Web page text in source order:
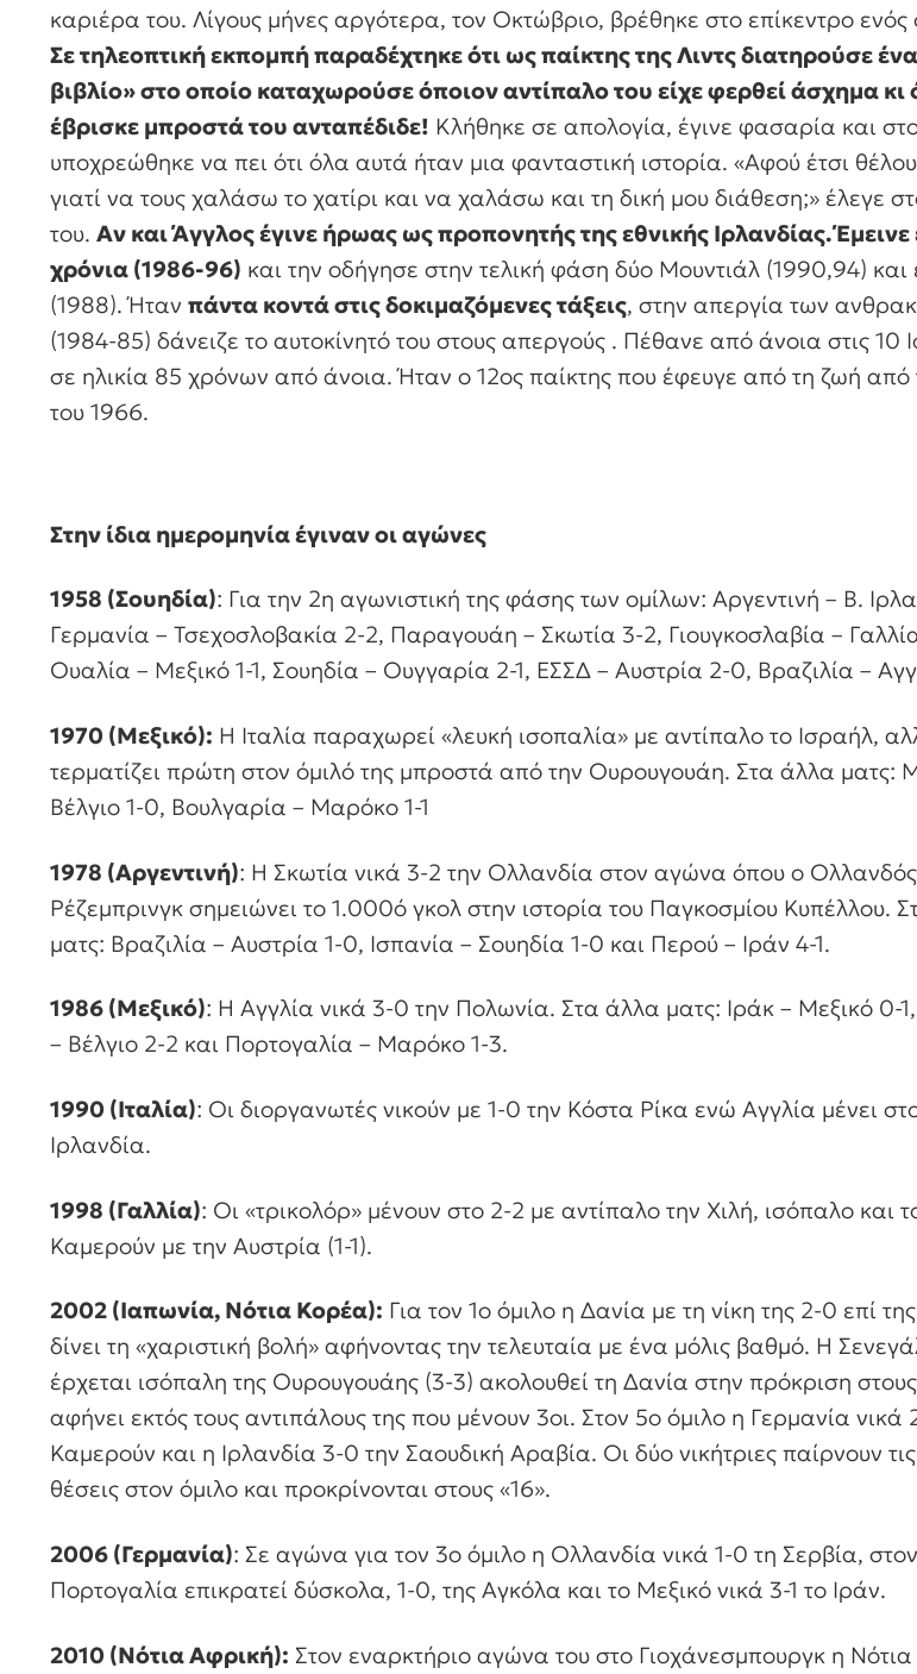
καριέρα του. Λίγους μήνες αργότερα, τον Οκτώβριο, βρέθηκε στο επίκεντρο
Σε τηλεοπτική εκπομπή παραδέχτηκε ότι ως παίκτης της Λιντς διατηρούσε
βιβλίο» στο οποίο καταχωρούσε όποιον αντίπαλο του είχε φερθεί άσχημα κι
έβρισκε μπροστά του ανταπέδιδε! Κλήθηκε σε απολογία, έγινε φασαρία και
υποχρεώθηκε να πει ότι όλα αυτά ήταν μια φανταστική ιστορία. «Αφού έτσι
γιατί να τους χαλάσω το χατίρι και να χαλάσω και τη δική μου διάθεση;» έλεγε
του. Αν και Άγγλος έγινε ήρωας ως προπονητής της εθνικής Ιρλανδίας. Έμεινε
χρόνια (1986-96) και την οδήγησε στην τελική φάση δύο Μουντιάλ (1990,94) και
(1988). Ήταν πάντα κοντά στις δοκιμαζόμενες τάξεις, στην απεργία των
(1984-85) δάνειζε το αυτοκίνητό του στους απεργούς . Πέθανε από άνοια στις 10
σε ηλικία 85 χρόνων από άνοια. Ήταν ο 12ος παίκτης που έφευγε από τη ζωή
του 1966.
Στην ίδια ημερομηνία έγιναν οι αγώνες
1958 (Σουηδία): Για την 2η αγωνιστική της φάσης των ομίλων: Αργεντινή – Β.
Γερμανία – Τσεχοσλοβακία 2-2, Παραγουάη – Σκωτία 3-2, Γιουγκοσλαβία –
Ουαλία – Μεξικό 1-1, Σουηδία – Ουγγαρία 2-1, ΕΣΣΔ – Αυστρία 2-0, Βραζιλία –
1970 (Μεξικό): Η Ιταλία παραχωρεί «λευκή ισοπαλία» με αντίπαλο το Ισραήλ,
τερματίζει πρώτη στον όμιλό της μπροστά από την Ουρουγουάη. Στα άλλα ματς:
Βέλγιο 1-0, Βουλγαρία – Μαρόκο 1-1
1978 (Αργεντινή): Η Σκωτία νικά 3-2 την Ολλανδία στον αγώνα όπου ο
Ρέζεμπρινγκ σημειώνει το 1.000ό γκολ στην ιστορία του Παγκοσμίου Κυπέλλου.
ματς: Βραζιλία – Αυστρία 1-0, Ισπανία – Σουηδία 1-0 και Περού – Ιράν 4-1.
1986 (Μεξικό): Η Αγγλία νικά 3-0 την Πολωνία. Στα άλλα ματς: Ιράκ – Μεξικό 0-
– Βέλγιο 2-2 και Πορτογαλία – Μαρόκο 1-3.
1990 (Ιταλία): Οι διοργανωτές νικούν με 1-0 την Κόστα Ρίκα ενώ Αγγλία μένει
Ιρλανδία.
1998 (Γαλλία): Οι «τρικολόρ» μένουν στο 2-2 με αντίπαλο την Χιλή, ισόπαλο και
Καμερούν με την Αυστρία (1-1).
2002 (Ιαπωνία, Νότια Κορέα): Για τον 1ο όμιλο η Δανία με τη νίκη της 2-0 επί
δίνει τη «χαριστική βολή» αφήνοντας την τελευταία με ένα μόλις βαθμό. Η
έρχεται ισόπαλη της Ουρουγουάης (3-3) ακολουθεί τη Δανία στην πρόκριση στους
αφήνει εκτός τους αντιπάλους της που μένουν 3οι. Στον 5ο όμιλο η Γερμανία νικά
Καμερούν και η Ιρλανδία 3-0 την Σαουδική Αραβία. Οι δύο νικήτριες παίρνουν
θέσεις στον όμιλο και προκρίνονται στους «16».
2006 (Γερμανία): Σε αγώνα για τον 3ο όμιλο η Ολλανδία νικά 1-0 τη Σερβία,
Πορτογαλία επικρατεί δύσκολα, 1-0, της Αγκόλα και το Μεξικό νικά 3-1 το Ιράν.
2010 (Νότια Αφρική): Στον εναρκτήριο αγώνα του στο Γιοχάνεσμπουργκ η